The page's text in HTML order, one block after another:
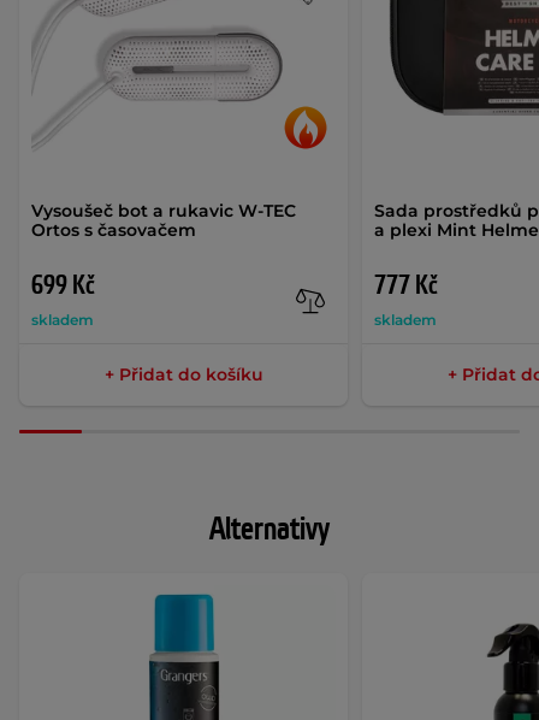
Vysoušeč bot a rukavic W-TEC
Ortos s časovačem
699 Kč
skladem
+ Přidat do košíku
Sada prostředků
a plexi Mint
777 Kč
skladem
+ Přidat
Alternativy